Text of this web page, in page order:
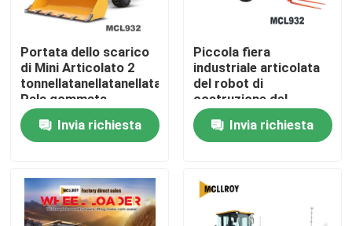
Casa
Circa noi
Portata dello scarico
di Mini Articolato 2
tonnellatanellatanellata
Pala gommata
1350mm
Invia richiesta
Piccola fiera
industriale articolata
del robot di
costruzione del
caricatore della ruota
che non salda punto di
rottura
Invia richiesta